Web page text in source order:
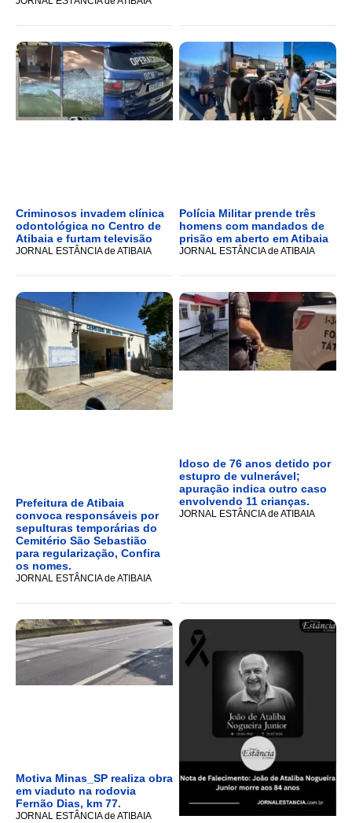
Criminosos invadem clínica
odontológica no Centro de
Atibaia e furtam televisão
JORNAL ESTÂNCIA de ATIBAIA
Polícia Militar prende três
homens com mandados de
prisão em aberto em Atibaia
JORNAL ESTÂNCIA de ATIBAIA
Prefeitura de Atibaia
convoca responsáveis por
sepulturas temporárias do
Cemitério São Sebastião
para regularização, Confira
os nomes.
JORNAL ESTÂNCIA de ATIBAIA
Idoso de 76 anos detido por
estupro de vulnerável;
apuração indica outro caso
envolvendo 11 crianças.
JORNAL ESTÂNCIA de ATIBAIA
Motiva Minas_SP realiza obra
em viaduto na rodovia
Fernão Dias, km 77.
JORNAL ESTÂNCIA de ATIBAIA